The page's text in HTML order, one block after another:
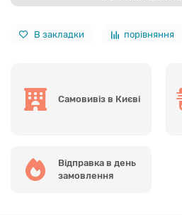
В закладки порівняння
Самовивіз в Києві
Відправка в день
замовлення